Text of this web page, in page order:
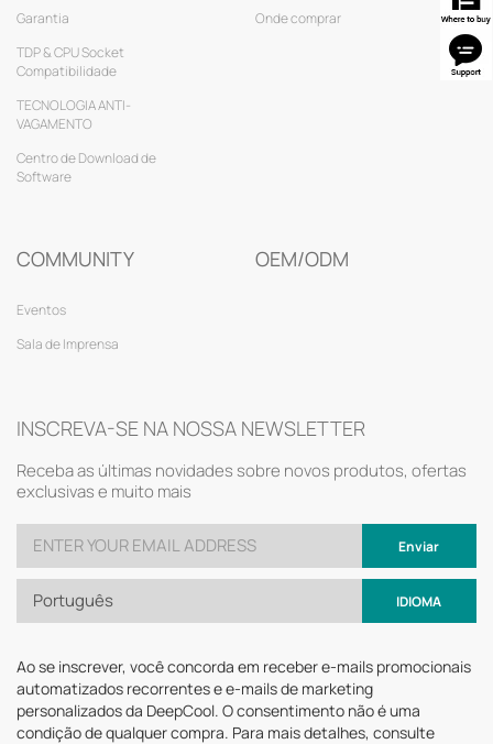
Garantia
TDP & CPU Socket
Compatibilidade
TECNOLOGIA ANTI-
VAGAMENTO
Centro de Download de
Software
Onde comprar
COMMUNITY
Eventos
Sala de Imprensa
OEM/ODM
INSCREVA-SE NA NOSSA NEWSLETTER
Receba as últimas novidades sobre novos produtos, ofertas
exclusivas e muito mais
Enviar
Português IDIOMA
Ao se inscrever, você concorda em receber e-mails promocionais
automatizados recorrentes e e-mails de marketing
personalizados da DeepCool. O consentimento não é uma
condição de qualquer compra. Para mais detalhes, consulte